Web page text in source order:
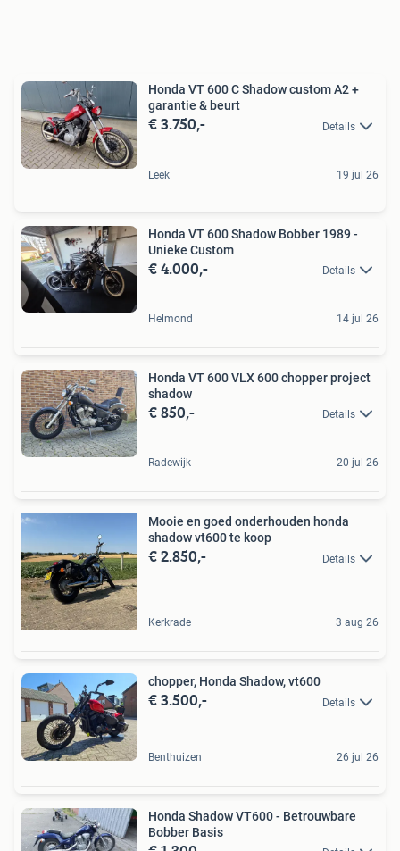
Honda VT 600 C Shadow custom A2 +
garantie & beurt
€ 3.750,- Details
Leek 19 jul 26
Honda VT 600 Shadow Bobber 1989 -
Unieke Custom
€ 4.000,- Details
Helmond 14 jul 26
Honda VT 600 VLX 600 chopper project
shadow
€ 850,- Details
Radewijk 20 jul 26
Mooie en goed onderhouden honda
shadow vt600 te koop
€ 2.850,- Details
Kerkrade 3 aug 26
chopper, Honda Shadow, vt600
€ 3.500,- Details
Benthuizen 26 jul 26
Honda Shadow VT600 - Betrouwbare
Bobber Basis